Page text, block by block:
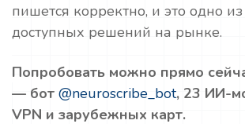
пишется корректно, и это одно
доступных решений на рынке.
Попробовать можно прямо
— бот @neuroscribe_bot, 23 ИИ-
VPN и зарубежных карт.